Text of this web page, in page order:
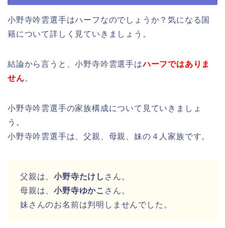
小野寺吟雲選手はハーフなのでしょうか？気になる国
籍について詳しく見ていきましょう。
結論から言うと、小野寺吟雲選手はハーフではありま
せん。
小野寺吟雲選手の家族構成について見ていきましょ
う。
小野寺吟雲選手は、父親、母親、妹の４人家族です。
父親は、小野寺たけし さん。
母親は、小野寺ゆかこ さん。
妹さんのお名前は判明しませんでした。